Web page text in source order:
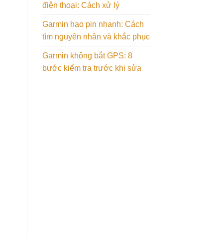
điện thoại: Cách xử lý
Garmin hao pin nhanh: Cách
tìm nguyên nhân và khắc phục
Garmin không bắt GPS: 8
bước kiểm tra trước khi sửa